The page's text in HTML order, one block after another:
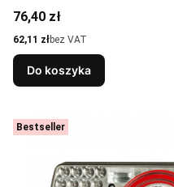
Cena
76,40 zł
Cena
62,11 złbez VAT
Do koszyka
Bestseller